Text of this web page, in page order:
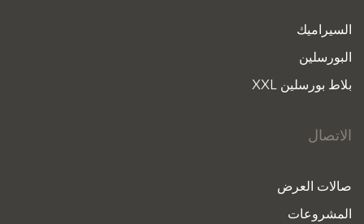
السيراميك
البورسلين
بلاط بورسلين XXL
الاتصال
صالات العرض
المشروعات